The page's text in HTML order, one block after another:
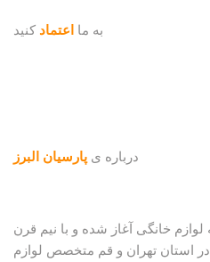
درباره ی پارسیان البرز
سال 1348 در زمینه لوازم خانگی آغاز شده و با نیم قرن
در استان تهران و قم متخصص لوازم
به ما اعتماد کنید